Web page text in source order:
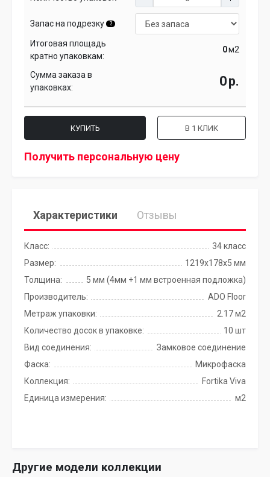
Запас на подрезку ?
Итоговая площадь
кратно упаковкам:
м2
Сумма заказа в
упаковках:
р.
КУПИТЬ В 1 КЛИК
Получить персональную цену
Характеристики Отзывы
Класс:
34 класс
Размер:
1219x178x5 мм
Толщина:
5 мм (4мм +1 мм встроенная подложка)
Производитель:
ADO Floor
Метраж упаковки:
2.17 м2
Количество досок в упаковке:
10 шт
Вид соединения:
Замковое соединение
Фаска:
Микрофаска
Коллекция:
Fortika Viva
Единица измерения:
м2
Другие модели коллекции